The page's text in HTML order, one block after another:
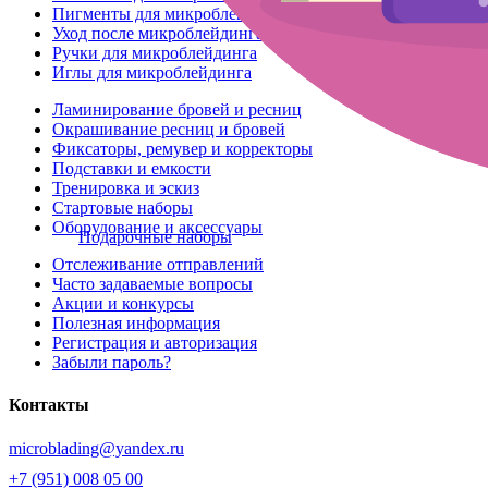
Подарочные наборы
Пигменты для микроблейдинга
Уход после микроблейдинга
Ручки для микроблейдинга
Иглы для микроблейдинга
Ламинирование бровей и ресниц
Окрашивание ресниц и бровей
Фиксаторы, ремувер и корректоры
Подставки и емкости
Тренировка и эскиз
Стартовые наборы
Оборудование и аксессуары
Отслеживание отправлений
Часто задаваемые вопросы
Акции и конкурсы
Полезная информация
Регистрация и авторизация
Забыли пароль?
Контакты
microblading@yandex.ru
+7 (951) 008 05 00